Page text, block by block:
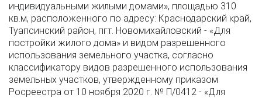
индивидуальными жилыми домами», площадью 310
кв.м, расположенного по адресу: Краснодарский край,
Туапсинский район, пгт. Новомихайловский - «Для
постройки жилого дома» и видом разрешенного
использования земельного участка, согласно
классификатору видов разрешенного использования
земельных участков, утвержденному приказом
Росреестра от 10 ноября 2020 г. № П/0412 - «Для